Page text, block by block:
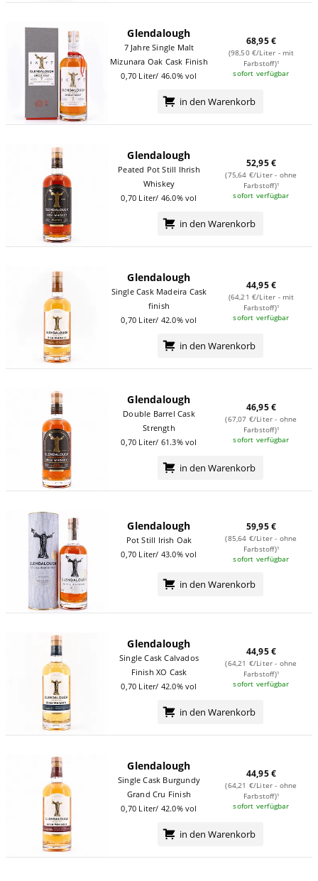
Glendalough
7 Jahre Single Malt
Mizunara Oak Cask Finish
0,70 Liter/ 46.0% vol
68,95 €
(98,50 €/Liter - mit
Farbstoff)¹
sofort verfügbar
in den Warenkorb
Glendalough
Peated Pot Still Ihrish
Whiskey
0,70 Liter/ 46.0% vol
52,95 €
(75,64 €/Liter - ohne
Farbstoff)¹
sofort verfügbar
in den Warenkorb
Glendalough
Single Cask Madeira Cask
finish
0,70 Liter/ 42.0% vol
44,95 €
(64,21 €/Liter - mit
Farbstoff)¹
sofort verfügbar
in den Warenkorb
Glendalough
Double Barrel Cask
Strength
0,70 Liter/ 61.3% vol
46,95 €
(67,07 €/Liter - ohne
Farbstoff)¹
sofort verfügbar
in den Warenkorb
Glendalough
Pot Still Irish Oak
0,70 Liter/ 43.0% vol
59,95 €
(85,64 €/Liter - ohne
Farbstoff)¹
sofort verfügbar
in den Warenkorb
Glendalough
Single Cask Calvados
Finish XO Cask
0,70 Liter/ 42.0% vol
44,95 €
(64,21 €/Liter - ohne
Farbstoff)¹
sofort verfügbar
in den Warenkorb
Glendalough
Single Cask Burgundy
Grand Cru Finish
0,70 Liter/ 42.0% vol
44,95 €
(64,21 €/Liter - ohne
Farbstoff)¹
sofort verfügbar
in den Warenkorb